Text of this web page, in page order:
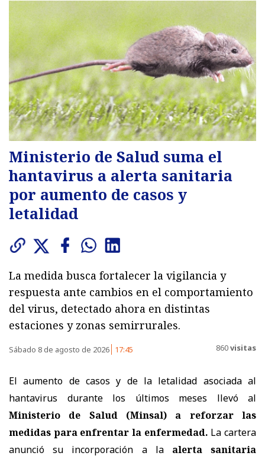
Ministerio de Salud suma el
hantavirus a alerta sanitaria
por aumento de casos y
letalidad
La medida busca fortalecer la vigilancia y
respuesta ante cambios en el comportamiento
del virus, detectado ahora en distintas
estaciones y zonas semirrurales.
Sábado 8 de agosto de 2026 17:45 860visitas
El aumento de casos y de la letalidad asociada al
hantavirus durante los últimos meses llevó al
Ministerio de Salud (Minsal) a reforzar las
medidas para enfrentar la enfermedad. La cartera
anunció su incorporación a la alerta sanitaria